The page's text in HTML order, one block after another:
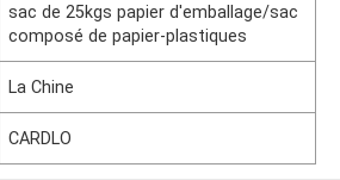
sac de 25kgs papier d'emballage/sac
composé de papier-plastiques
La Chine
CARDLO